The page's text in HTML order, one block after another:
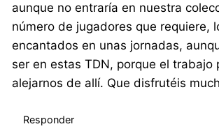
aunque no entraría en nuestra
número de jugadores que requiere,
encantados en unas jornadas,
ser en estas TDN, porque el trabajo
alejarnos de allí. Que disfrutéis
Responder